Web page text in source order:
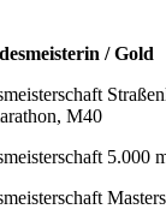
/ Gold
M40
5.000